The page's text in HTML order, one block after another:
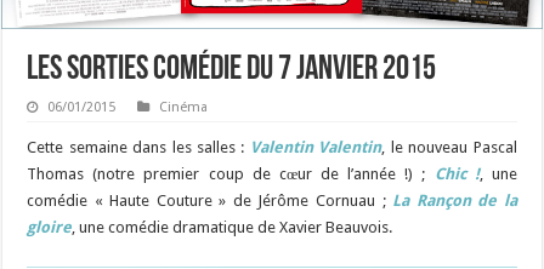
Les sorties Comédie du 7 janvier 2015
06/01/2015 Cinéma
Cette semaine dans les salles : Valentin Valentin, le nouveau Pascal
Thomas (notre premier coup de cœur de l’année !) ; Chic !, une
comédie « Haute Couture » de Jérôme Cornuau ; La Rançon de la
gloire, une comédie dramatique de Xavier Beauvois.